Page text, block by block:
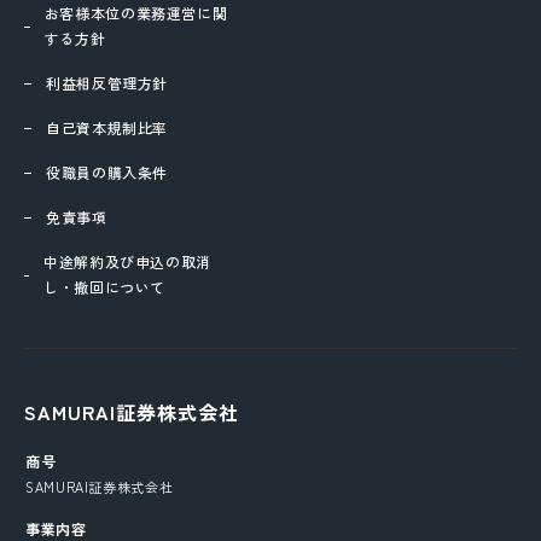
お客様本位の業務運営に関
する方針
利益相反管理方針
自己資本規制比率
役職員の購入条件
免責事項
中途解約及び申込の取消
し・撤回について
SAMURAI証券株式会社
商号
SAMURAI証券株式会社
事業内容